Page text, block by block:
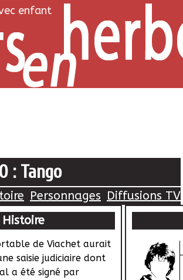
enfant
: Tango
Personnages Diffusions TV
Histoire
de Viachet aurait
saisie judiciaire dont
a été signé par